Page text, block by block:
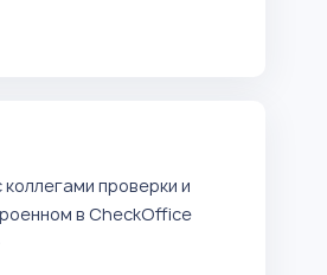
проверки и
в CheckOffice